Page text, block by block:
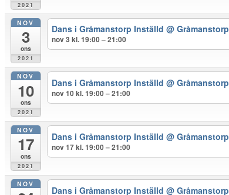
2021
NOV
3
ons
2021
Dans i Gråmanstorp Inställd@ Gråmanstorp
nov 3 kl. 19:00 – 21:00
NOV
10
ons
2021
Dans i Gråmanstorp Inställd@ Gråmanstorp
nov 10 kl. 19:00 – 21:00
NOV
17
ons
2021
Dans i Gråmanstorp Inställd@ Gråmanstorp
nov 17 kl. 19:00 – 21:00
NOV
Dans i Gråmanstorp Inställd@ Gråmanstorp